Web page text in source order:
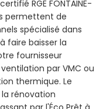
RGE FONTAINE-
permettent de
spécialisé dans
faire baisser la
fournisseur
par VMC ou
thermique. Le
rénovation